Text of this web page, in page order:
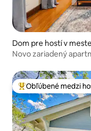
Dom pre hostí v
Novo zariadený
Najobľúbenejšie
Obľúbené medzi